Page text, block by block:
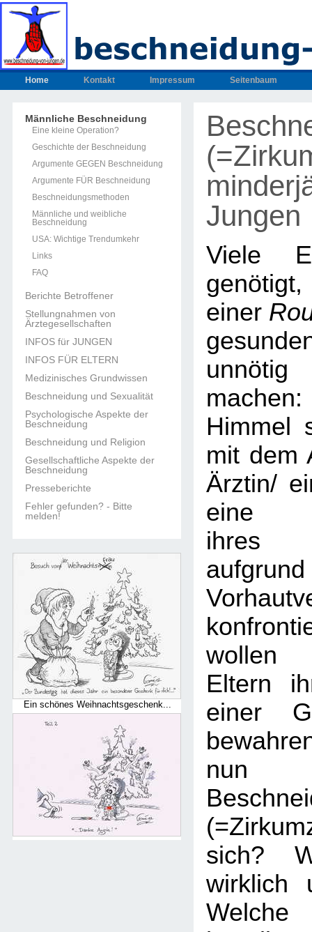
Home Kontakt Impressum Seitenbaum
Männliche Beschneidung
Eine kleine Operation?
Geschichte der Beschneidung
Argumente GEGEN Beschneidung
Argumente FÜR Beschneidung
Beschneidungsmethoden
Männliche und weibliche
Beschneidung
USA: Wichtige Trendumkehr
Links
FAQ
Berichte Betroffener
Stellungnahmen von
Ärztegesellschaften
INFOS für JUNGEN
INFOS FÜR ELTERN
Medizinisches Grundwissen
Beschneidung und Sexualität
Psychologische Aspekte der
Beschneidung
Beschneidung und Religion
Gesellschaftliche Aspekte der
Beschneidung
Presseberichte
Fehler gefunden? - Bitte
melden!
Ein schönes Weihnachtsgeschenk...
Jungen
Viele
einer
Himmel
mit dem
Ärztin/
eine
ihres
wollen
Eltern
einer
nun
sich?
wirklich
Welche